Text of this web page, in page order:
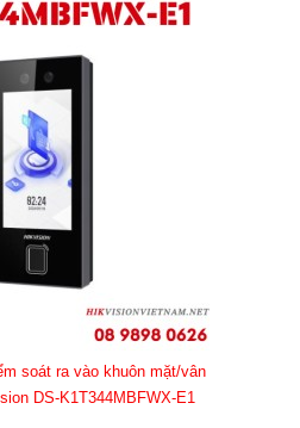
soát ra vào khuôn mặt/vân
DS-K1T344MBFWX-E1